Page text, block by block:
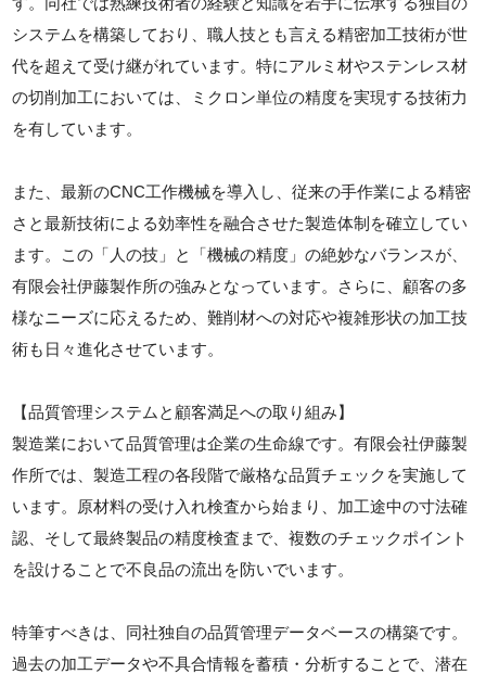
システムを構築しており、職人技とも言える精密加工技術が世
代を超えて受け継がれています。特にアルミ材やステンレス材
の切削加工においては、ミクロン単位の精度を実現する技術力
を有しています。
また、最新のCNC工作機械を導入し、従来の手作業による精密
さと最新技術による効率性を融合させた製造体制を確立してい
ます。この「人の技」と「機械の精度」の絶妙なバランスが、
有限会社伊藤製作所の強みとなっています。さらに、顧客の多
様なニーズに応えるため、難削材への対応や複雑形状の加工技
術も日々進化させています。
【品質管理システムと顧客満足への取り組み】
製造業において品質管理は企業の生命線です。有限会社伊藤製
作所では、製造工程の各段階で厳格な品質チェックを実施して
います。原材料の受け入れ検査から始まり、加工途中の寸法確
認、そして最終製品の精度検査まで、複数のチェックポイント
を設けることで不良品の流出を防いでいます。
特筆すべきは、同社独自の品質管理データベースの構築です。
過去の加工データや不具合情報を蓄積・分析することで、潜在